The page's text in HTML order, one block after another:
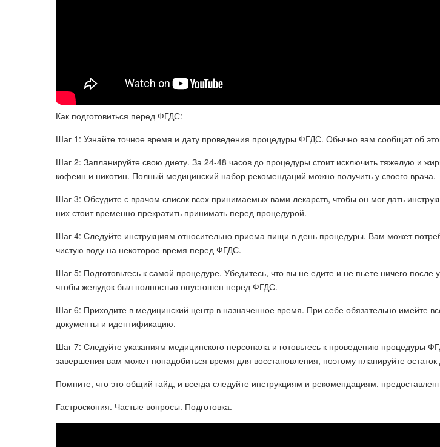
Как подготовиться перед ФГДС:
Шаг 1: Узнайте точное время и дату проведения процедуры ФГДС. Обычно вам сообщат об
Шаг 2: Запланируйте свою диету. За 24-48 часов до процедуры стоит исключить тяжелую и
кофеин и никотин. Полный медицинский набор рекомендаций можно получить у своего врача.
Шаг 3: Обсудите с врачом список всех принимаемых вами лекарств, чтобы он мог дать
них стоит временно прекратить принимать перед процедурой.
Шаг 4: Следуйте инструкциям относительно приема пищи в день процедуры. Вам может
чистую воду на некоторое время перед ФГДС.
Шаг 5: Подготовьтесь к самой процедуре. Убедитесь, что вы не едите и не пьете ничего после
чтобы желудок был полностью опустошен перед ФГДС.
Шаг 6: Приходите в медицинский центр в назначенное время. При себе обязательно имейте
документы и идентификацию.
Шаг 7: Следуйте указаниям медицинского персонала и готовьтесь к проведению процедуры
завершения вам может понадобиться время для восстановления, поэтому планируйте остаток
Помните, что это общий гайд, и всегда следуйте инструкциям и рекомендациям,
Гастроскопия. Частые вопросы. Подготовка.